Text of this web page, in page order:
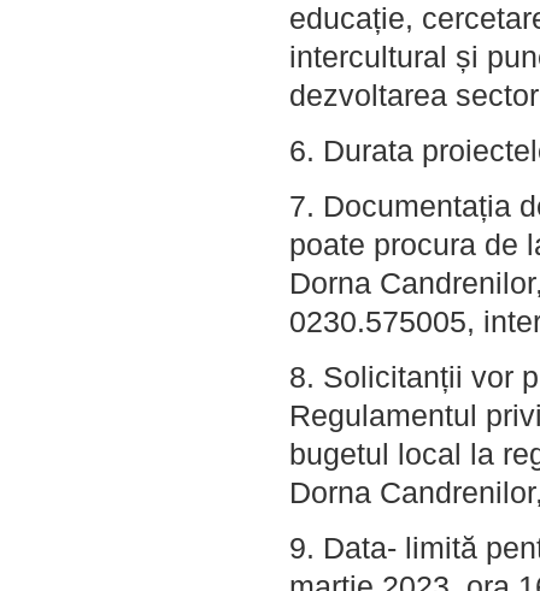
educație,
intercultural și
dezvoltarea
6. Durata
7. Documentația
poate procura de
Dorna
0230.575005,
8. Solicitanții vor
Regulamentul
bugetul local la
Dorna
9. Data- limită